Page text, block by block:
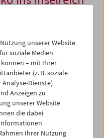
Hans Werner
Andreas Karner,
Mara Mattuschka,
Hans Werner
unserer Website
soziale Medien
– mit Ihrer
(z. B. soziale
Dienste)
Anzeigen zu
unserer Website
die dabei
Ihrer Nutzung